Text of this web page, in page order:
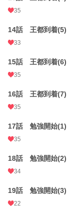
35
14話 王都到着(5)
33
15話 王都到着(6)
35
16話 王都到着(7)
35
17話 勉強開始(1)
35
18話 勉強開始(2)
34
19話 勉強開始(3)
22